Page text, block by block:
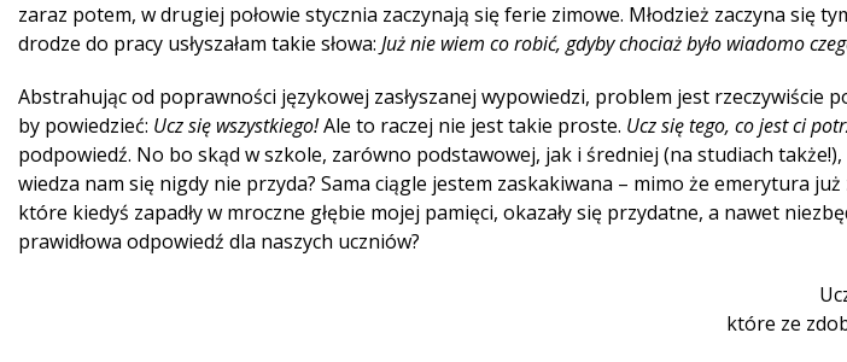
zaraz potem, w drugiej połowie stycznia zaczynają się ferie zimowe. Młodzież zaczyna się
drodze do pracy usłyszałam takie słowa: Już nie wiem co robić, gdyby chociaż było wiadomo
Abstrahując od poprawności językowej zasłyszanej wypowiedzi, problem jest rzeczywiście
by powiedzieć: Ucz się wszystkiego!Ale to raczej nie jest takie proste. Ucz się tego, co jest ci
podpowiedź. No bo skąd w szkole, zarówno podstawowej, jak i średniej (na studiach
wiedza nam się nigdy nie przyda? Sama ciągle jestem zaskakiwana – mimo że emerytura
które kiedyś zapadły w mroczne głębie mojej pamięci, okazały się przydatne, a nawet
prawidłowa odpowiedź dla naszych uczniów?
które ze